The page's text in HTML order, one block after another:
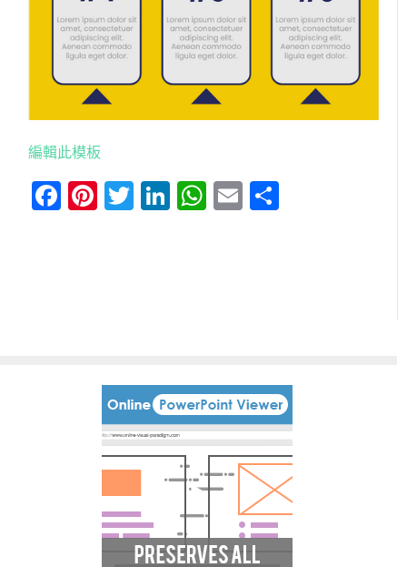
編輯此模板
Facebook
Pinterest
Twitter
LinkedIn
WhatsApp
Email